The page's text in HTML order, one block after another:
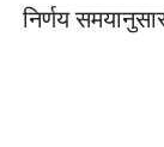
निर्णय